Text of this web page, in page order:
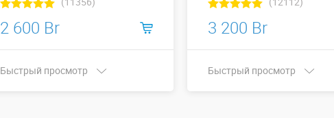
2 600 Br
Быстрый просмотр
3 200 Br
Быстрый просмотр